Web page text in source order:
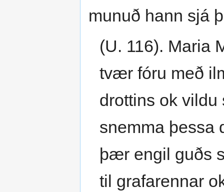
munuð hann sjá
(U. 116). Maria
tvær fóru með
drottins ok
snemma þessa
þær engil guðs
til grafarennar